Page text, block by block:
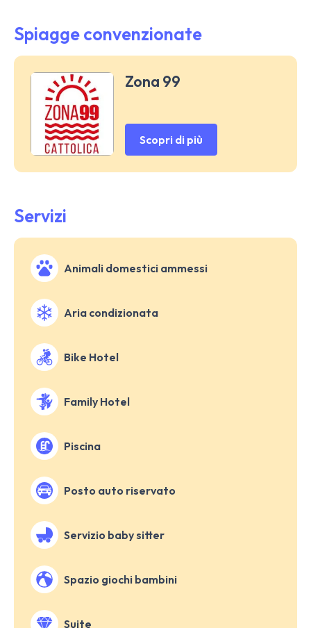
Spiagge convenzionate
Zona 99
Scopri di più
Servizi
Animali domestici ammessi
Aria condizionata
Bike Hotel
Family Hotel
Piscina
Posto auto riservato
Servizio baby sitter
Spazio giochi bambini
Suite